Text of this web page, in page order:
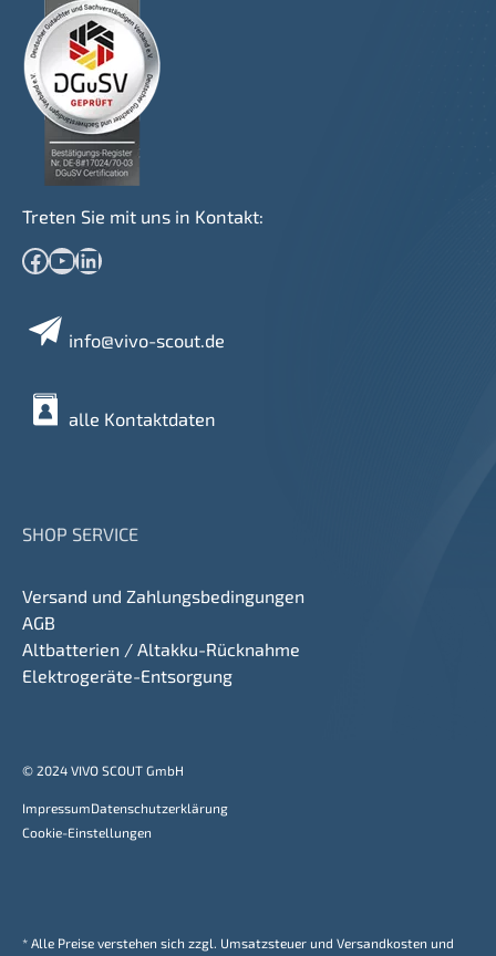
Treten Sie mit uns in Kontakt:
Facebook YouTube LinkedIn
info@vivo-scout.de
alle Kontaktdaten
SHOP SERVICE
Versand und Zahlungsbedingungen
AGB
Altbatterien / Altakku-Rücknahme
Elektrogeräte-Entsorgung
© 2024 VIVO SCOUT GmbH
ImpressumDatenschutzerklärung
Cookie-Einstellungen
* Alle Preise verstehen sich zzgl. Umsatzsteuer und Versandkosten und